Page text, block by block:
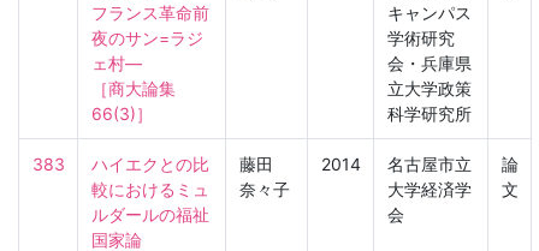
フランス革命前
夜のサン=ラジ
ェ村―
［商大論集
66(3)］
キャンパス
学術研究
会・兵庫県
立大学政策
科学研究所
383
ハイエクとの比
較におけるミュ
ルダールの福祉
国家論
藤田
奈々子
2014
名古屋市立
大学経済学
会
論
文